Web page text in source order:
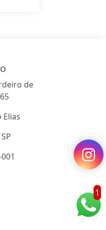
de
Elias
1